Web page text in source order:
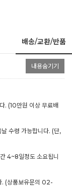
배송/교환/반품
내용숨기기
. (10만원 이상 무료배
수령 가능합니다. (단,
4~8일정도 소요됩니
. (상품보유문의 02-